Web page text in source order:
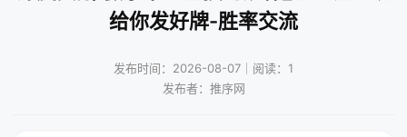
给你发好牌-胜率交流
发布时间：2026-08-07｜阅读：1
发布者：推序网